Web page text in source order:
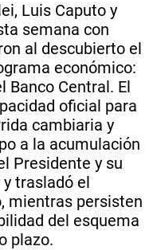
Luis Caputo y
semana con
al descubierto el
económico:
Banco Central. El
oficial para
cambiaria y
a la acumulación
Presidente y su
trasladó el
mientras persisten
del esquema
plazo.